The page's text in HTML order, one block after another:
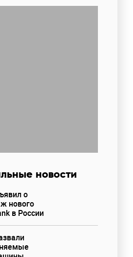
новости
о
нового
в России